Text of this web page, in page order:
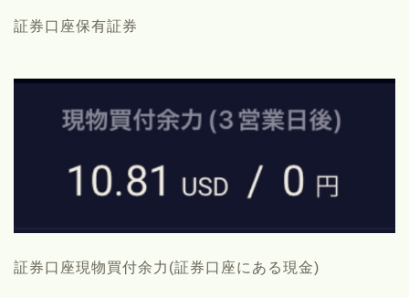
証券口座保有証券
証券口座現物買付余力(証券口座にある現金)